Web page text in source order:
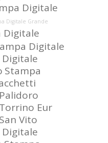
Digitale
Digitale Grande
Digitale
Digitale
Stampa
Eur
Vito